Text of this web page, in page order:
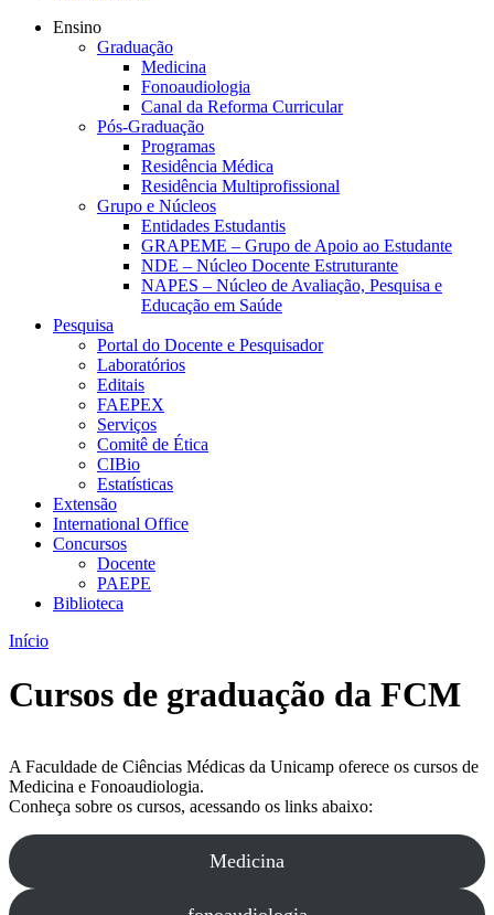
Ensino
Graduação
Medicina
Fonoaudiologia
Canal da Reforma Curricular
Pós-Graduação
Programas
Residência Médica
Residência Multiprofissional
Grupo e Núcleos
Entidades Estudantis
GRAPEME – Grupo de Apoio ao Estudante
NDE – Núcleo Docente Estruturante
NAPES – Núcleo de Avaliação, Pesquisa e
Educação em Saúde
Pesquisa
Portal do Docente e Pesquisador
Laboratórios
Editais
FAEPEX
Serviços
Comitê de Ética
CIBio
Estatísticas
Extensão
International Office
Concursos
Docente
PAEPE
Biblioteca
Início
Cursos de graduação da FCM
A Faculdade de Ciências Médicas da Unicamp oferece os cursos de
Medicina e Fonoaudiologia.
Conheça sobre os cursos, acessando os links abaixo:
Medicina